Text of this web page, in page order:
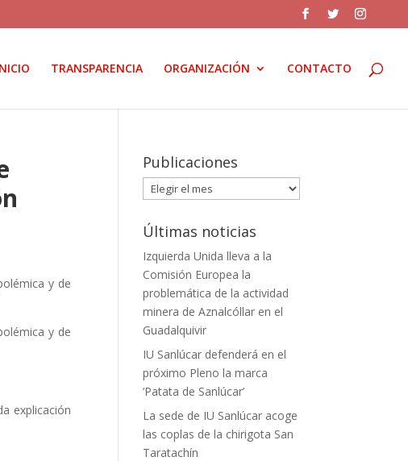
TRANSPARENCIA ORGANIZACIÓN CONTACTO
y de
y de
explicación
Publicaciones
Publicaciones
Últimas noticias
Izquierda Unida lleva a la
Comisión Europea la
problemática de la actividad
minera de Aznalcóllar en el
Guadalquivir
IU Sanlúcar defenderá en el
próximo Pleno la marca
‘Patata de Sanlúcar’
La sede de IU Sanlúcar acoge
las coplas de la chirigota San
Taratachín